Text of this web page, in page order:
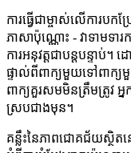
ការធ្វើជាម្ចាស់លើការបក
ភាសាប៉ុណ្ណោះ - វាទាមទ
ការអនុវត្តជាបន្តបន្ទា
ផ្ទាល់ពីពាក្យមួយទៅពាក្យ
ពាក្យគួរសមមិនត្រឹមត្រូវ អ្
ស្របជាងមុន។
គន្លឹះនៃភាពជោគជ័យស្ថិត